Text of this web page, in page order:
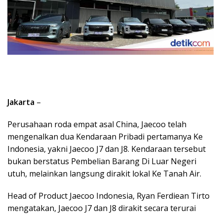
Jakarta –
Perusahaan roda empat asal China, Jaecoo telah
mengenalkan dua Kendaraan Pribadi pertamanya Ke
Indonesia, yakni Jaecoo J7 dan J8. Kendaraan tersebut
bukan berstatus Pembelian Barang Di Luar Negeri
utuh, melainkan langsung dirakit lokal Ke Tanah Air.
Head of Product Jaecoo Indonesia, Ryan Ferdiean Tirto
mengatakan, Jaecoo J7 dan J8 dirakit secara terurai